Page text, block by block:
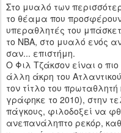
Στο μυαλό των
το θέαμα που προσφέρουν
υπεραθλητές του
το ΝΒΑ, στο μυαλό ενός
σαν... επιστήμη.
Ο Φιλ Τζάκσον είναι ο
άλλη άκρη του
τον τίτλο του
γράφηκε το 2010), στην
πάγκους, φιλοδοξεί να
ανεπανάληπτο ρεκόρ,